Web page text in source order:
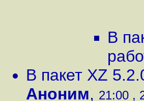
В
В пакет XZ
Аноним, 21:00 ,